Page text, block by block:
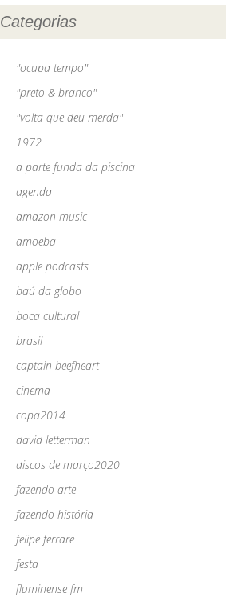
Categorias
"ocupa tempo"
"preto & branco"
"volta que deu merda"
1972
a parte funda da piscina
agenda
amazon music
amoeba
apple podcasts
baú da globo
boca cultural
brasil
captain beefheart
cinema
copa2014
david letterman
discos de março2020
fazendo arte
fazendo história
felipe ferrare
festa
fluminense fm